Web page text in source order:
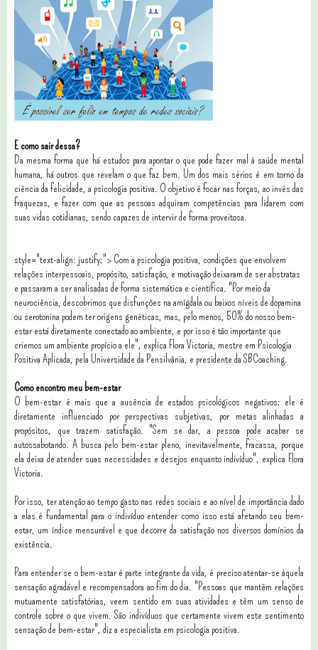
E como sair dessa?
Da mesma forma que há estudos para apontar o que pode fazer mal à saúde mental
humana, há outros que revelam o que faz bem. Um dos mais sérios é em torno da
ciência da felicidade, a psicologia positiva. O objetivo é focar nas forças, ao invés das
fraquezas, e fazer com que as pessoas adquiram competências para lidarem com
suas vidas cotidianas, sendo capazes de intervir de forma proveitosa.
style="text-align: justify;"> Com a psicologia positiva, condições que envolvem
relações interpessoais, propósito, satisfação, e motivação deixaram de ser abstratas
e passaram a ser analisadas de forma sistemática e científica. "Por meio da
neurociência, descobrimos que disfunções na amígdala ou baixos níveis de dopamina
ou serotonina podem ter origens genéticas, mas, pelo menos, 50% do nosso bem-
estar está diretamente conectado ao ambiente, e por isso é tão importante que
criemos um ambiente propício a ele", explica Flora Victoria, mestre em Psicologia
Positiva Aplicada, pela Universidade da Pensilvânia, e presidente da SBCoaching.
Como encontro meu bem-estar
O bem-estar é mais que a ausência de estados psicológicos negativos; ele é
diretamente influenciado por perspectivas subjetivas, por metas alinhadas a
propósitos, que trazem satisfação. "Sem se dar, a pessoa pode acabar se
autossabotando. A busca pelo bem-estar pleno, inevitavelmente, fracassa, porque
ela deixa de atender suas necessidades e desejos enquanto indivíduo", explica Flora
Victoria.
Por isso, ter atenção ao tempo gasto nas redes sociais e ao nível de importância dado
a elas é fundamental para o indivíduo entender como isso está afetando seu bem-
estar, um índice mensurável e que decorre da satisfação nos diversos domínios da
existência.
Para entender se o bem-estar é parte integrante da vida, é preciso atentar-se àquela
sensação agradável e recompensadora ao fim do dia. "Pessoas que mantêm relações
mutuamente satisfatórias, veem sentido em suas atividades e têm um senso de
controle sobre o que vivem. São indivíduos que certamente vivem este sentimento
sensação de bem-estar", diz a especialista em psicologia positiva.